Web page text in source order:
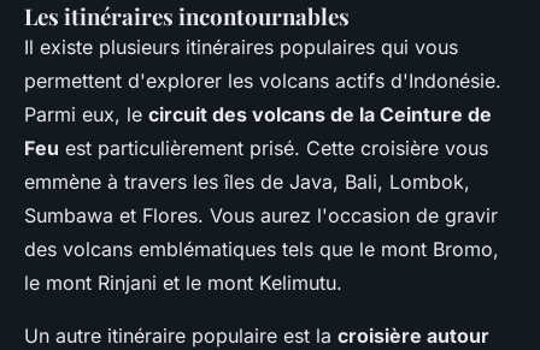
Les itinéraires incontournables
Il existe plusieurs itinéraires populaires qui vous
permettent d'explorer les volcans actifs d'Indonésie.
Parmi eux, le circuit des volcans de la Ceinture de
Feu est particulièrement prisé. Cette croisière vous
emmène à travers les îles de Java, Bali, Lombok,
Sumbawa et Flores. Vous aurez l'occasion de gravir
des volcans emblématiques tels que le mont Bromo,
le mont Rinjani et le mont Kelimutu.
Un autre itinéraire populaire est la croisière autour